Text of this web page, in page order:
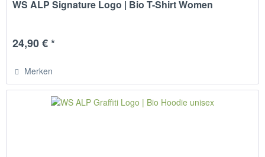
WS ALP Signature Logo | Bio T-Shirt Women
24,90 € *
Merken